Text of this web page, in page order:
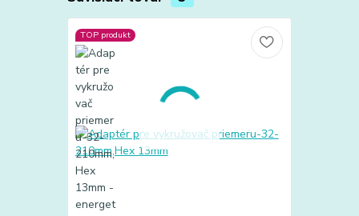
TOP produkt